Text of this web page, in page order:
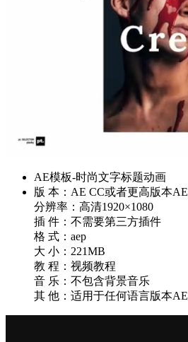
AE模板-时尚文字标题动画
版 本：AE CC或者更高版本AE
分辨率：高清1920×1080
插 件：不需要第三方插件
格 式：aep
大 小：221MB
教 程：视频教程
音 乐：不包含背景音乐
其 他：适用于任何语言版本AE